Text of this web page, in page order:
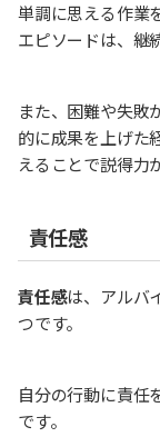
単調に思える作業
エピソードは、継
また、困難や失敗
的に成果を上げた
えることで説得力
責任感
責任感は、アルバ
つです。
自分の行動に責任
です。